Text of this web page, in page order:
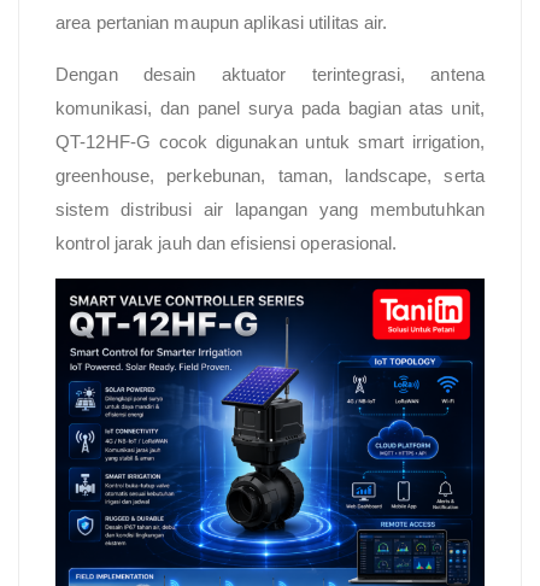
area pertanian maupun aplikasi utilitas air.
Dengan desain aktuator terintegrasi, antena
komunikasi, dan panel surya pada bagian atas unit,
QT-12HF-G cocok digunakan untuk smart irrigation,
greenhouse, perkebunan, taman, landscape, serta
sistem distribusi air lapangan yang membutuhkan
kontrol jarak jauh dan efisiensi operasional.